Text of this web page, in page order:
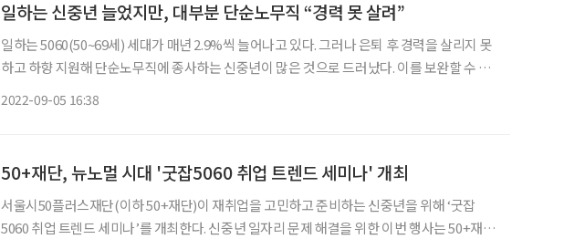
일하는 신중년 늘었지만, 대부분 단순노무직 “경력 못 살려”
일하는 5060(50~69세) 세대가 매년 2.9%씩 늘어나고 있다. 그러나 은퇴 후 경력을 살리지 못
하고 하향 지원해 단순노무직에 종사하는 신중년이 많은 것으로 드러났다. 이를 보완할 수 있
2022-09-05 16:38
50+재단, 뉴노멀 시대 '굿잡5060 취업 트렌드 세미나' 개최
서울시50플러스재단(이하 50+재단)이 재취업을 고민하고 준비하는 신중년을 위해 ‘굿잡
5060 취업 트렌드 세미나’를 개최한다. 신중년 일자리 문제 해결을 위한 이번 행사는 50+재단